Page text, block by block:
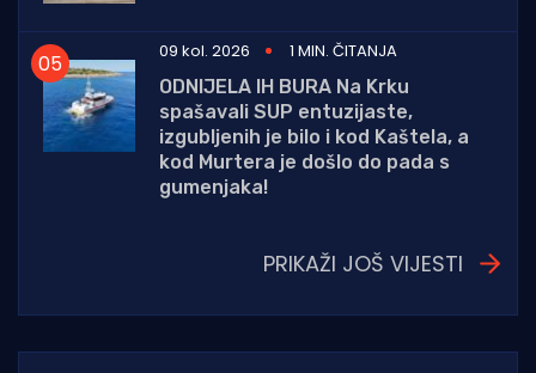
09 kol. 2026
1 MIN. ČITANJA
ODNIJELA IH BURA Na Krku
spašavali SUP entuzijaste,
izgubljenih je bilo i kod Kaštela, a
kod Murtera je došlo do pada s
gumenjaka!
PRIKAŽI JOŠ VIJESTI